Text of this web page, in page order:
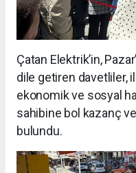
Çatan Elektrik’in,
dile getiren davetliler,
ekonomik ve sosyal
sahibine bol kazanç
bulundu.